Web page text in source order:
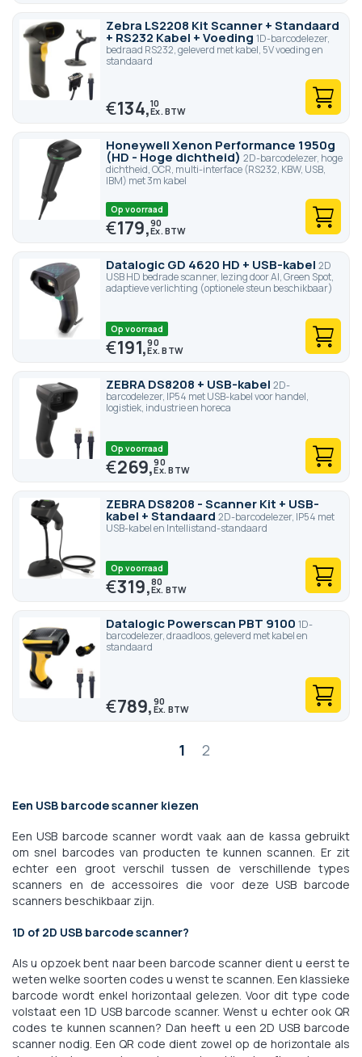
Zebra LS2208 Kit Scanner + Standaard
+ RS232 Kabel + Voeding 1D-barcodelezer,
bedraad RS232, geleverd met kabel, 5V voeding en
standaard
€134,10
Honeywell Xenon Performance 1950g
(HD - Hoge dichtheid) 2D-barcodelezer, hoge
dichtheid, OCR, multi-interface (RS232, KBW, USB,
IBM) met 3m kabel
Op voorraad
€179,90
Datalogic GD 4620 HD + USB-kabel 2D
USB HD bedrade scanner, lezing door AI, Green Spot,
adaptieve verlichting (optionele steun beschikbaar)
Op voorraad
€191,90
ZEBRA DS8208 + USB-kabel 2D-
barcodelezer, IP54 met USB-kabel voor handel,
logistiek, industrie en horeca
Op voorraad
€269,90
ZEBRA DS8208 - Scanner Kit + USB-
kabel + Standaard 2D-barcodelezer, IP54 met
USB-kabel en Intellistand-standaard
Op voorraad
€319,80
Datalogic Powerscan PBT 9100 1D-
barcodelezer, draadloos, geleverd met kabel en
standaard
€789,90
Pagina1 2
Een USB barcode scanner kiezen
Een USB barcode scanner wordt vaak aan de kassa gebruikt
om snel barcodes van producten te kunnen scannen. Er zit
echter een groot verschil tussen de verschillende types
scanners en de accessoires die voor deze USB barcode
scanners beschikbaar zijn.
1D of 2D USB barcode scanner?
Als u opzoek bent naar been barcode scanner dient u eerst te
weten welke soorten codes u wenst te scannen. Een klassieke
barcode wordt enkel horizontaal gelezen. Voor dit type code
volstaat een 1D USB barcode scanner. Wenst u echter ook QR
codes te kunnen scannen? Dan heeft u een 2D USB barcode
scanner nodig. Een QR code dient zowel op de horizontale als